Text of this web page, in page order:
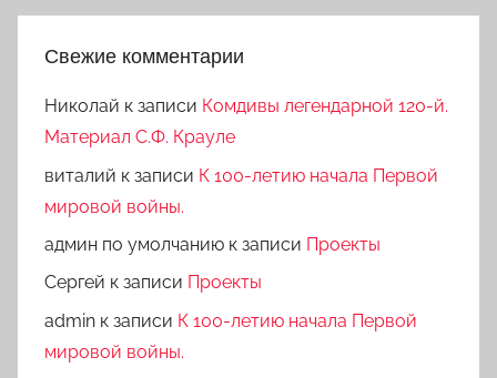
Свежие комментарии
Николай к записи Комдивы легендарной 120-й.
Материал С.Ф. Крауле
виталий к записи К 100-летию начала Первой
мировой войны.
админ по умолчанию к записи Проекты
Сергей к записи Проекты
admin к записи К 100-летию начала Первой
мировой войны.